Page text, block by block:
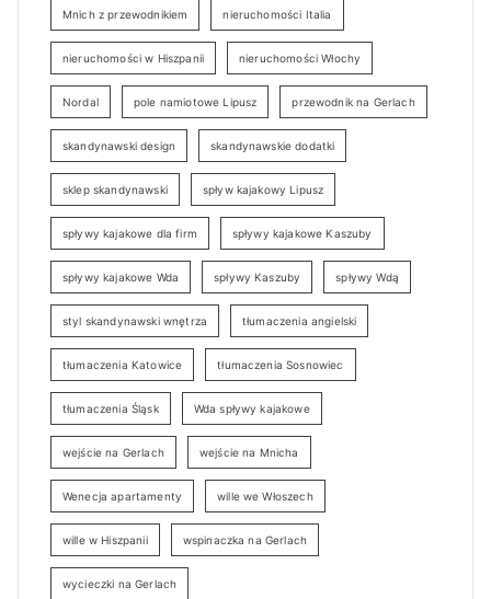
Mnich z przewodnikiem nieruchomości Italia
nieruchomości w Hiszpanii nieruchomości Włochy
Nordal pole namiotowe Lipusz przewodnik na Gerlach
skandynawski design skandynawskie dodatki
sklep skandynawski spływ kajakowy Lipusz
spływy kajakowe dla firm spływy kajakowe Kaszuby
spływy kajakowe Wda spływy Kaszuby spływy Wdą
styl skandynawski wnętrza tłumaczenia angielski
tłumaczenia Katowice tłumaczenia Sosnowiec
tłumaczenia Śląsk Wda spływy kajakowe
wejście na Gerlach wejście na Mnicha
Wenecja apartamenty wille we Włoszech
wille w Hiszpanii wspinaczka na Gerlach
wycieczki na Gerlach